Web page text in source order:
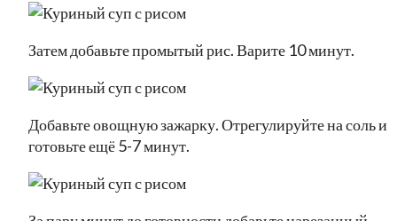
Затем добавьте промытый рис. Варите 10 минут.
Добавьте овощную зажарку. Отрегулируйте на соль и
готовьте ещё 5-7 минут.